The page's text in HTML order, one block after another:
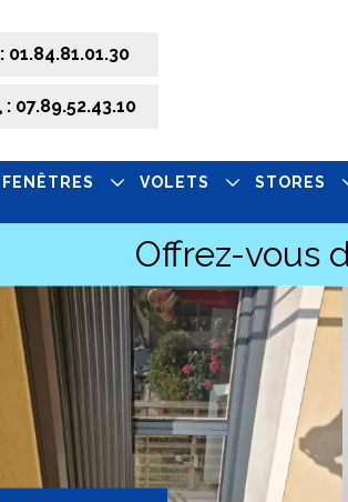
: 01.84.81.01.30
: 07.89.52.43.10
FENÊTRES VOLETS STORES
Offrez-vous